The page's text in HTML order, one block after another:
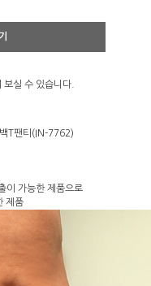
실 수 있습니다.
T팬티(IN-7762)
이 가능한 제품으로
제품